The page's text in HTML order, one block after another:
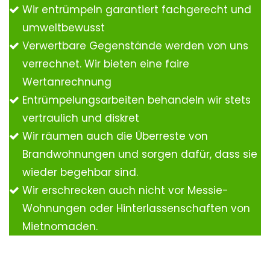
Wir entrümpeln garantiert fachgerecht und
umweltbewusst
Verwertbare Gegenstände werden von uns
verrechnet. Wir bieten eine faire
Wertanrechnung
Entrümpelungsarbeiten behandeln wir stets
vertraulich und diskret
Wir räumen auch die Überreste von
Brandwohnungen und sorgen dafür, dass sie
wieder begehbar sind.
Wir erschrecken auch nicht vor Messie-
Wohnungen oder Hinterlassenschaften von
Mietnomaden.